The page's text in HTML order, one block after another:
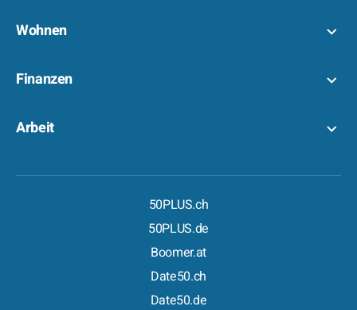
Wohnen
Finanzen
Arbeit
50PLUS.ch
50PLUS.de
Boomer.at
Date50.ch
Date50.de